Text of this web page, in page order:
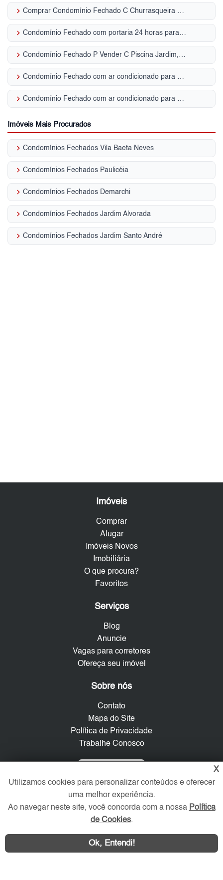
keyboard_arrow_right Comprar Condomínio Fechado C Churrasqueira Campestre - Santo André, SP
keyboard_arrow_right Condomínio Fechado com portaria 24 horas para Venda | Parque Terra Nova II
keyboard_arrow_right Condomínio Fechado P Vender C Piscina Jardim, Santo André - SP
keyboard_arrow_right Condomínio Fechado com ar condicionado para Venda | Demarchi
keyboard_arrow_right Condomínio Fechado com ar condicionado para Venda | Vila Pires
Imóveis Mais Procurados
keyboard_arrow_right Condomínios Fechados Vila Baeta Neves
keyboard_arrow_right Condomínios Fechados Paulicéia
keyboard_arrow_right Condomínios Fechados Demarchi
keyboard_arrow_right Condomínios Fechados Jardim Alvorada
keyboard_arrow_right Condomínios Fechados Jardim Santo André
Imóveis
Comprar
Alugar
Imóveis Novos
Imobiliária
O que procura?
Favoritos
Serviços
Blog
Anuncie
Vagas para corretores
Ofereça seu imóvel
Sobre nós
Contato
Mapa do Site
Política de Privacidade
Trabalhe Conosco
Redes Sociais
X
Utilizamos cookies para personalizar conteúdos e oferecer
uma melhor experiência.
Ao navegar neste site, você concorda com a nossa Política
de Cookies.
Ok, Entendi!